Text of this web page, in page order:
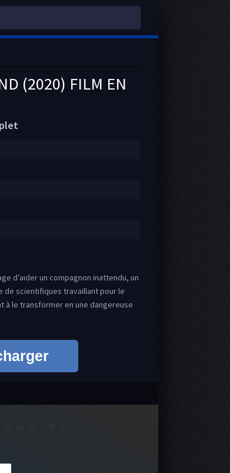
(2020) FILM EN
d’aider un compagnon inattendu, un
de scientifiques travaillant pour le
le transformer en une dangereuse